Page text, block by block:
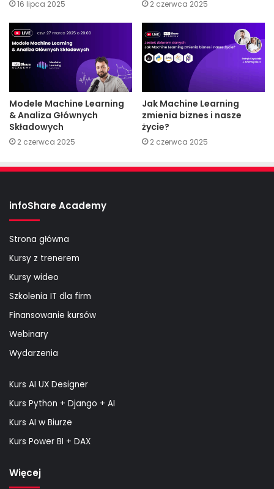
16 lipca 2025 2 czerwca 2025
Modele Machine Learning
& Analiza Głównych
Składowych
2 czerwca 2025
Jak Machine Learning
zmienia biznes i nasze
życie?
2 czerwca 2025
infoShare Academy
Strona główna
Kursy z trenerem
Kursy wideo
Szkolenia IT dla firm
Finansowanie kursów
Webinary
Wydarzenia
Kurs AI UX Designer
Kurs Python + Django + AI
Kurs AI w Biurze
Kurs Power BI + DAX
Więcej